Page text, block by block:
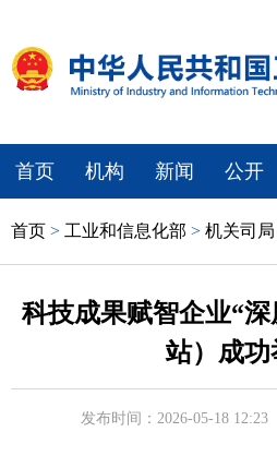
首页 机构 新闻 公开
首页 > 工业和信息化部 > 机关司局
科技成果赋智企业“
站）成功
发布时间：2026-05-18 12:23